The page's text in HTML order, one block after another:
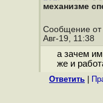
механизме
Сообщение от
Авг-19, 11:38
а зачем
же и
Ответить